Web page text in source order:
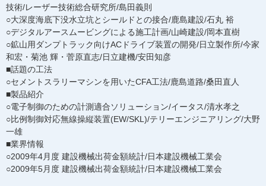
技術/レーザー技術総合研究所/島田義則
○大深度海底下没水立坑とシールドとの接合/鹿島建設/石丸 裕
○デジタルアースムービングによる施工計画/山崎建設/岡本直樹
○鉱山用ダンプトラック向けACドライブ装置の開発/日立製作所/今家
和宏・菊池 輝・菅原直志/日立建機/安田知彦
■話題の工法
○セメントスラリーマシンを用いたCFA工法/鹿島道路/桑田直人
■製品紹介
○電子制御のための計測適合ソリューション/イータス/清水孝之
○比例制御対応無線操縦装置(EW/SKL)/テリーエンジニアリング/大野
一雄
■業界情報
○2009年4月度 建設機械出荷金額統計/日本建設機械工業会
○2009年5月度 建設機械出荷金額統計/日本建設機械工業会